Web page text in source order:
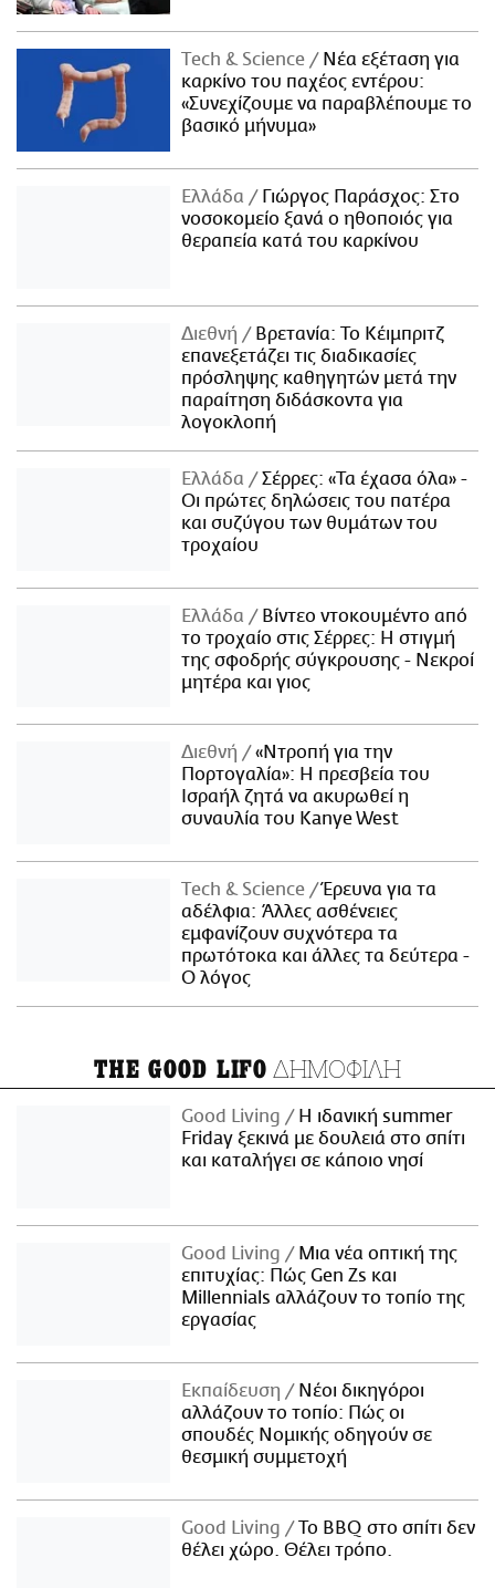
Τech & Science
Νέα εξέταση για
καρκίνο του παχέος εντέρου:
«Συνεχίζουμε να παραβλέπουμε το
βασικό μήνυμα»
Ελλάδα
Γιώργος Παράσχος: Στο
νοσοκομείο ξανά ο ηθοποιός για
θεραπεία κατά του καρκίνου
Διεθνή
Βρετανία: Το Κέιμπριτζ
επανεξετάζει τις διαδικασίες
πρόσληψης καθηγητών μετά την
παραίτηση διδάσκοντα για
λογοκλοπή
Ελλάδα
Σέρρες: «Τα έχασα όλα» -
Οι πρώτες δηλώσεις του πατέρα
και συζύγου των θυμάτων του
τροχαίου
Ελλάδα
Βίντεο ντοκουμέντο από
το τροχαίο στις Σέρρες: Η στιγμή
της σφοδρής σύγκρουσης - Νεκροί
μητέρα και γιος
Διεθνή
«Ντροπή για την
Πορτογαλία»: Η πρεσβεία του
Ισραήλ ζητά να ακυρωθεί η
συναυλία του Kanye West
Τech & Science
Έρευνα για τα
αδέλφια: Άλλες ασθένειες
εμφανίζουν συχνότερα τα
πρωτότοκα και άλλες τα δεύτερα -
Ο λόγος
THE GOOD LIFO ΔΗΜΟΦΙΛΗ
Good Living
Η ιδανική summer
Friday ξεκινά με δουλειά στο σπίτι
και καταλήγει σε κάποιο νησί
Good Living
Μια νέα οπτική της
επιτυχίας: Πώς Gen Zs και
Millennials αλλάζουν το τοπίο της
εργασίας
Εκπαίδευση
Νέοι δικηγόροι
αλλάζουν το τοπίο: Πώς οι
σπουδές Νομικής οδηγούν σε
θεσμική συμμετοχή
Good Living
Το BBQ στο σπίτι δεν
θέλει χώρο. Θέλει τρόπο.